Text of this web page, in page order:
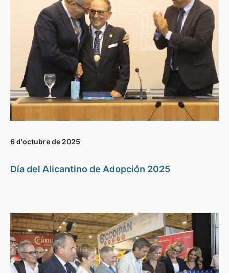
6 d'octubre de 2025
Día del Alicantino de Adopción 2025